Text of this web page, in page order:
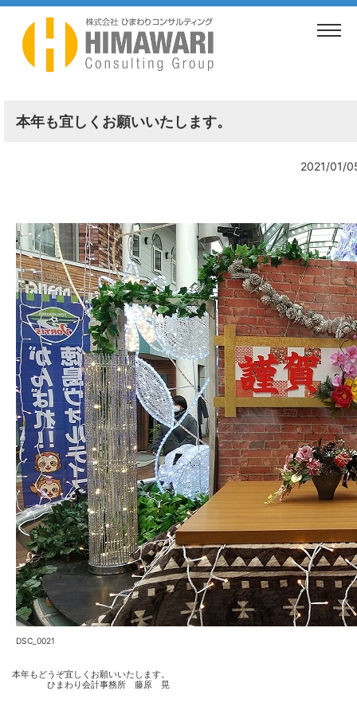
> ブログ 本年も宜しくお願いいたします。
本年も宜しくお願いいたします。
2021/01/
DSC_0021
本年もどうぞ宜しくお願いいたします。
ひまわり会計事務所 藤原 晃